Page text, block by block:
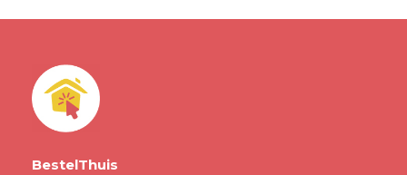
BestelThuis